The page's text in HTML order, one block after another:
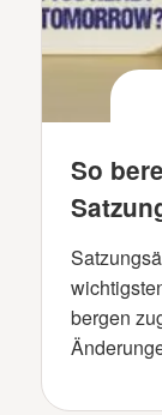
So
bergen